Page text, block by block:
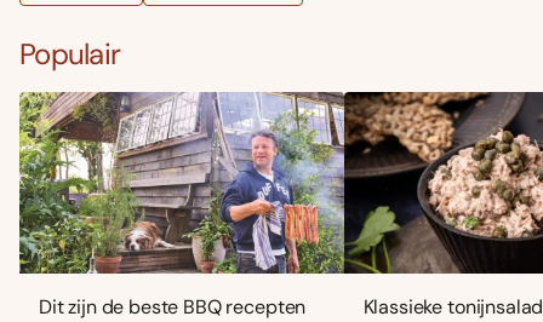
Populair
Dit zijn de beste BBQ recepten
Klassieke